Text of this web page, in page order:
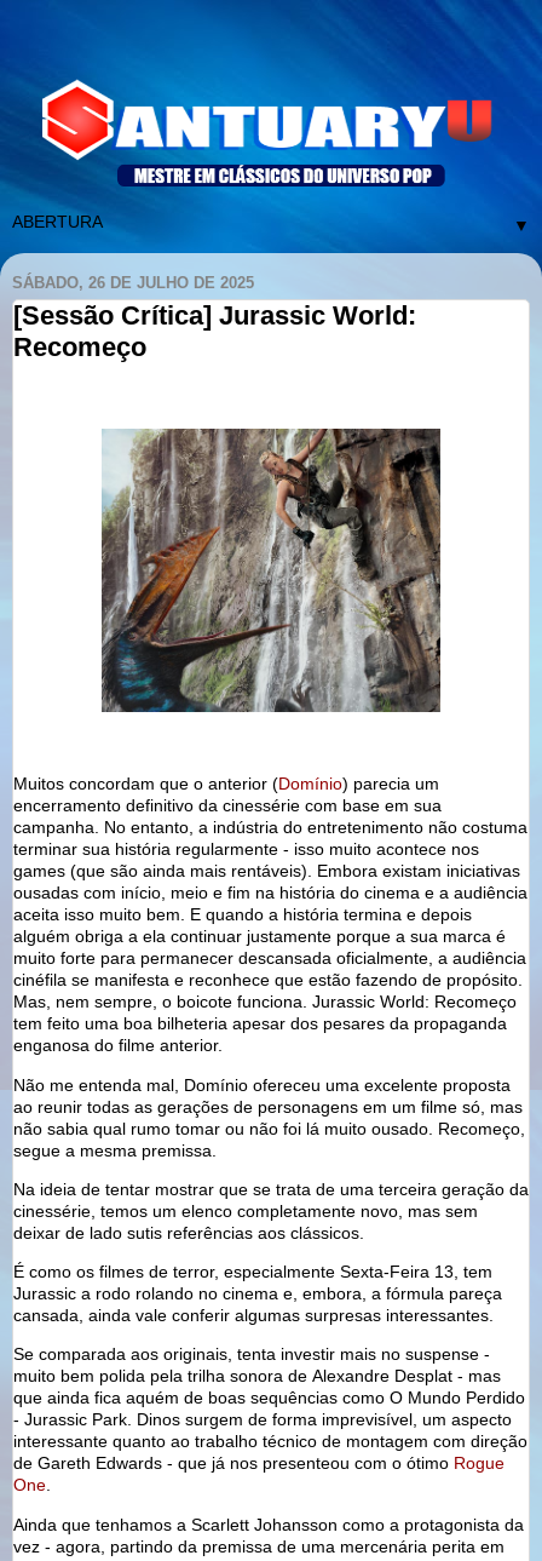
▼
SÁBADO, 26 DE JULHO DE 2025
[Sessão Crítica] Jurassic World:
Recomeço
Muitos concordam que o anterior (Domínio) parecia um
encerramento definitivo da cinessérie com base em sua
campanha. No entanto, a indústria do entretenimento não costuma
terminar sua história regularmente - isso muito acontece nos
games (que são ainda mais rentáveis). Embora existam iniciativas
ousadas com início, meio e fim na história do cinema e a audiência
aceita isso muito bem. E quando a história termina e depois
alguém obriga a ela continuar justamente porque a sua marca é
muito forte para permanecer descansada oficialmente, a audiência
cinéfila se manifesta e reconhece que estão fazendo de propósito.
Mas, nem sempre, o boicote funciona. Jurassic World: Recomeço
tem feito uma boa bilheteria apesar dos pesares da propaganda
enganosa do filme anterior.
Não me entenda mal, Domínio ofereceu uma excelente proposta
ao reunir todas as gerações de personagens em um filme só, mas
não sabia qual rumo tomar ou não foi lá muito ousado. Recomeço,
segue a mesma premissa.
Na ideia de tentar mostrar que se trata de uma terceira geração da
cinessérie, temos um elenco completamente novo, mas sem
deixar de lado sutis referências aos clássicos.
É como os filmes de terror, especialmente Sexta-Feira 13, tem
Jurassic a rodo rolando no cinema e, embora, a fórmula pareça
cansada, ainda vale conferir algumas surpresas interessantes.
Se comparada aos originais, tenta investir mais no suspense -
muito bem polida pela trilha sonora de Alexandre Desplat - mas
que ainda fica aquém de boas sequências como O Mundo Perdido
- Jurassic Park. Dinos surgem de forma imprevisível, um aspecto
interessante quanto ao trabalho técnico de montagem com direção
de Gareth Edwards - que já nos presenteou com o ótimo Rogue
One.
Ainda que tenhamos a Scarlett Johansson como a protagonista da
vez - agora, partindo da premissa de uma mercenária perita em